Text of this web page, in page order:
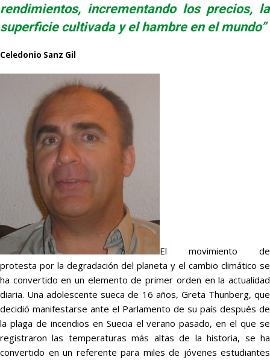
rendimientos, incrementando los precios, la
superficie cultivada y el hambre en el mundo”
Celedonio Sanz Gil
El movimiento de
protesta por la degradación del planeta y el cambio climático se
ha convertido en un elemento de primer orden en la actualidad
diaria. Una adolescente sueca de 16 años, Greta Thunberg, que
decidió manifestarse ante el Parlamento de su país después de
la plaga de incendios en Suecia el verano pasado, en el que se
registraron las temperaturas más altas de la historia, se ha
convertido en un referente para miles de jóvenes estudiantes